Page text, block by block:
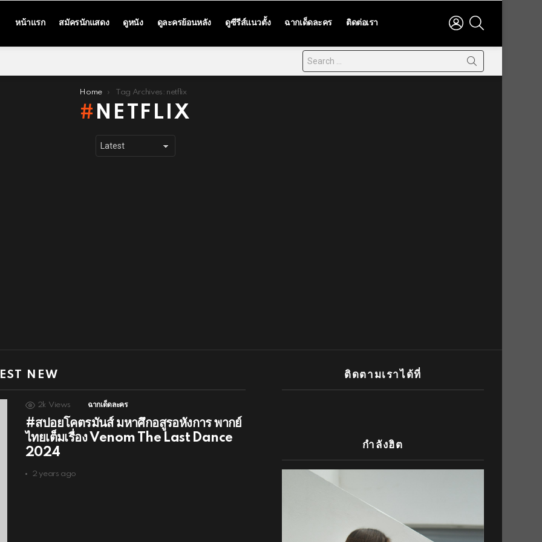
หน้าแรก สมัครนักแสดง ดูหนัง ดูละครย้อนหลัง ดูซีรีส์แนวตั้ง ฉากเด็ดละคร ติดต่อเรา
LOGIN
Home Tag Archives: netflix
NETFLIX
NEW
2k Views ฉากเด็ดละคร
#สปอยโคตรมันส์ มหาศึกอสูรอหังการ พากย์
ไทยเต็มเรื่อง Venom The Last Dance
2024
2 years ago
ติดตามเราได้ที่
กำลังฮิต